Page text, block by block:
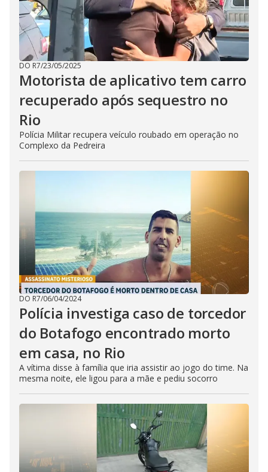
DO R7/23/05/2025
Motorista de aplicativo tem carro
recuperado após sequestro no
Rio
Polícia Militar recupera veículo roubado em operação no
Complexo da Pedreira
DO R7/06/04/2024
Polícia investiga caso de torcedor
do Botafogo encontrado morto
em casa, no Rio
A vítima disse à família que iria assistir ao jogo do time. Na
mesma noite, ele ligou para a mãe e pediu socorro